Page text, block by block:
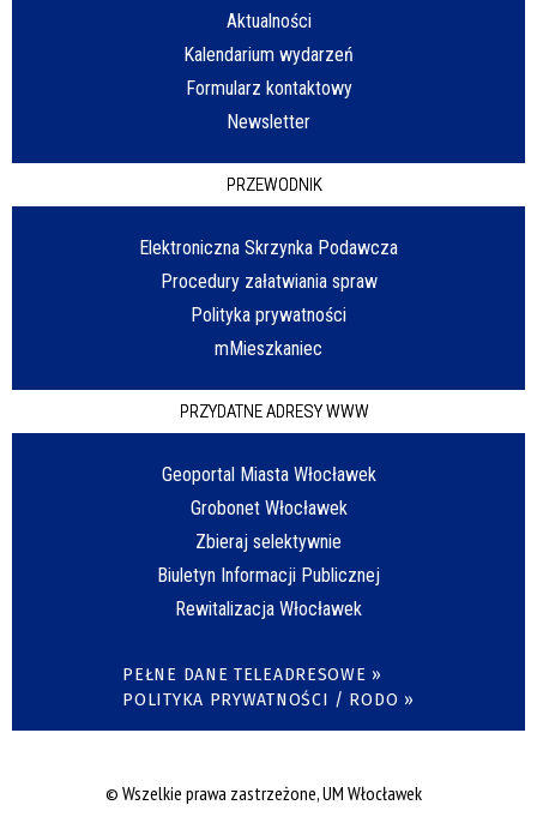
Aktualności
Kalendarium wydarzeń
Formularz kontaktowy
Newsletter
PRZEWODNIK
Elektroniczna Skrzynka Podawcza
Procedury załatwiania spraw
Polityka prywatności
mMieszkaniec
PRZYDATNE ADRESY WWW
Geoportal Miasta Włocławek
Grobonet Włocławek
Zbieraj selektywnie
Biuletyn Informacji Publicznej
Rewitalizacja Włocławek
PEŁNE DANE TELEADRESOWE »
POLITYKA PRYWATNOŚCI / RODO »
© Wszelkie prawa zastrzeżone, UM Włocławek